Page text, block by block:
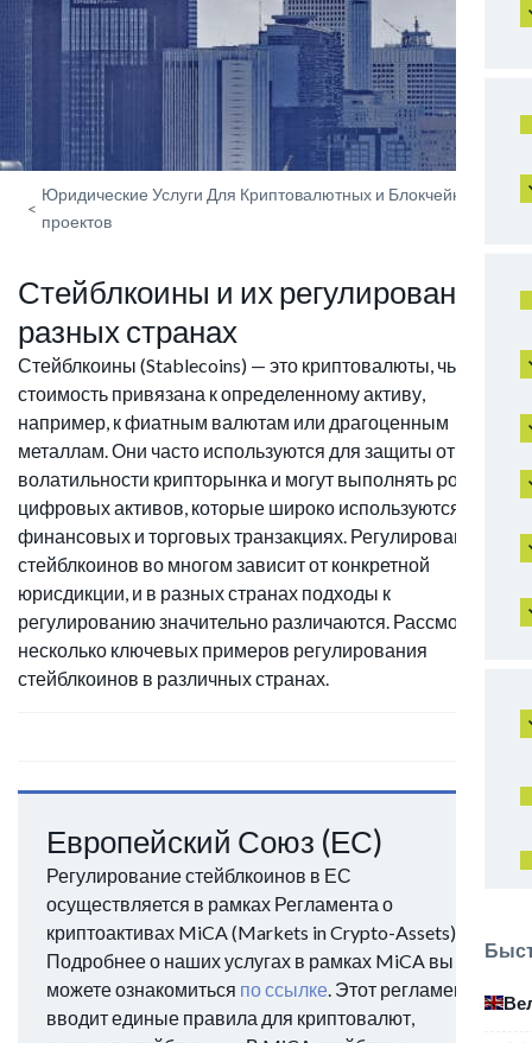
<
Юридические Услуги Для Криптовалютных и Блокчейн-
проектов
Стейблкоины и их регулирование в
разных странах
Стейблкоины (Stablecoins) — это криптовалюты, чья
стоимость привязана к определенному активу,
например, к фиатным валютам или драгоценным
металлам. Они часто используются для защиты от
волатильности крипторынка и могут выполнять роль
цифровых активов, которые широко используются в
финансовых и торговых транзакциях. Регулирование
стейблкоинов во многом зависит от конкретной
юрисдикции, и в разных странах подходы к
регулированию значительно различаются. Рассмотрим
несколько ключевых примеров регулирования
стейблкоинов в различных странах.
Европейский Союз (ЕС)
Регулирование стейблкоинов в ЕС
осуществляется в рамках Регламента о
криптоактивах MiCA (Markets in Crypto-Assets).
Подробнее о наших услугах в рамках MiCA вы
можете ознакомиться по ссылке. Этот регламент
вводит единые правила для криптовалют,